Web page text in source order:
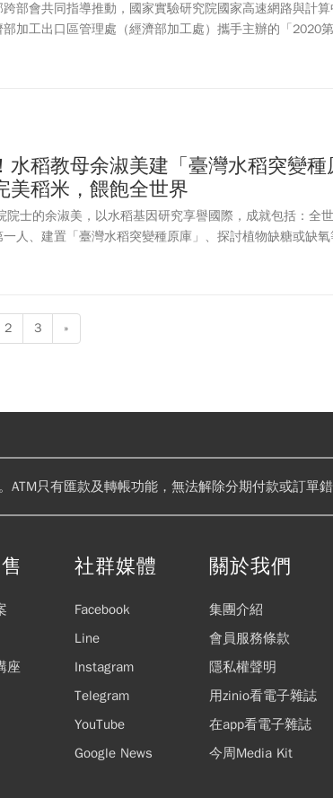
部會共同指導推動，國家實驗研究院國家高速網路與計
部加工出口區管理處（經濟部加工處）攜手主辦的「2020
水稻教母余淑美建「臺灣水稻突變種
美稻米，餵飽全世界
士的余淑美，以水稻基因研究享譽國際，成就包括：全
人、建置「臺灣水稻突變種原庫」、探討植物缺糖或缺氧
日等國際專利更達二十多項，讓臺灣水稻研究在國際舞台
2 3 »
ATM只有匯款及轉帳功能，無法解除分期付款或訂單
座
社群媒體
Facebook
Line
Instagram
Telegram
YouTube
Google News
關於我們
集團介紹
會員服務條款
隱私權聲明
用zinio看電子雜誌
在app看電子雜誌
今周Media Kit